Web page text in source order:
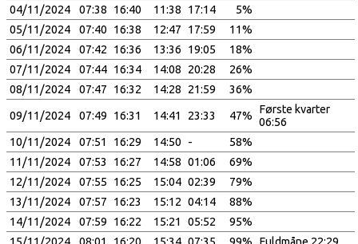
04/11/2024
07:38 16:40 11:38 17:14
5%
05/11/2024
07:40 16:38 12:47 17:59
11%
06/11/2024
07:42 16:36 13:36 19:05
18%
07/11/2024
07:44 16:34 14:08 20:28
26%
08/11/2024
07:47 16:32 14:28 21:59 36%
09/11/2024 07:49 16:31 14:41 23:33 47%
Første kvarter
06:56
10/11/2024
07:51 16:29 14:50 -
58%
11/11/2024
07:53 16:27 14:58 01:06
69%
12/11/2024
07:55 16:25 15:04 02:39
79%
13/11/2024
07:57 16:23 15:12 04:14
88%
14/11/2024
07:59 16:22 15:21 05:52
95%